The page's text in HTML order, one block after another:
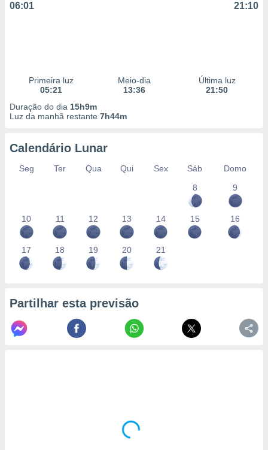
06:01 21:10
Primeira luz
05:21
Meio-dia
13:36
Última luz
21:50
Duração do dia 15h9m
Luz da manhã restante 7h44m
Calendário Lunar
Seg Ter Qua Qui Sex Sáb
Domo
8
9
10 11 12 13 14 15 16
17 18 19 20 21
Partilhar esta previsão